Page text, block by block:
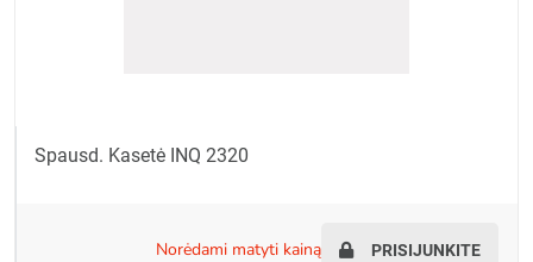
Spausd. Kasetė INQ 2320
norėdami matyti kainą PRISIJUNKITE